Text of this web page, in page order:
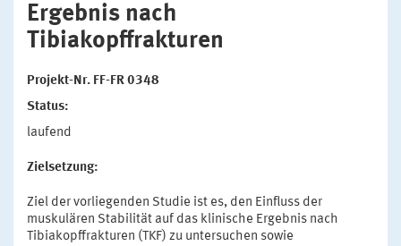
Ergebnis nach
Tibiakopffrakturen
Projekt-Nr. FF-FR 0348
Status:
laufend
Zielsetzung:
Ziel der vorliegenden Studie ist es, den Einfluss der
muskulären Stabilität auf das klinische Ergebnis nach
Tibiakopffrakturen (TKF) zu untersuchen sowie